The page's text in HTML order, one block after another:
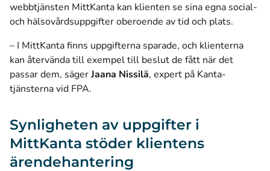
webbtjänsten MittKanta kan klienten se sina egna social-
och hälsovårdsuppgifter oberoende av tid och plats.
– I MittKanta finns uppgifterna sparade, och klienterna
kan återvända till exempel till beslut de fått när det
passar dem, sägerJaana Nissilä, expert på Kanta-
tjänsterna vid FPA.
Synligheten av uppgifter i
MittKanta stöder klientens
ärendehantering